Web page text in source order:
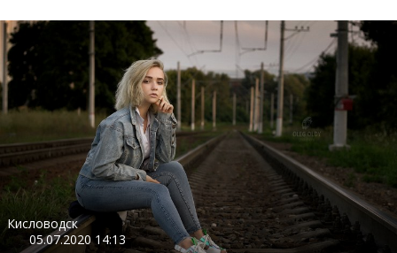
Кисловодск
05.07.2020 14:13